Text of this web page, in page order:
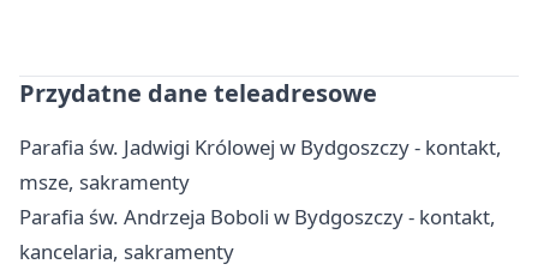
Przydatne dane teleadresowe
Parafia św. Jadwigi Królowej w Bydgoszczy - kontakt,
msze, sakramenty
Parafia św. Andrzeja Boboli w Bydgoszczy - kontakt,
kancelaria, sakramenty